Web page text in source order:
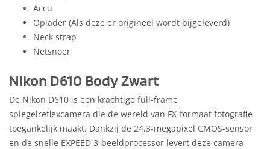
Accu
Oplader (Als deze er origineel wordt bijgeleverd)
Neck strap
Netsnoer
Nikon D610 Body Zwart
De Nikon D610 is een krachtige full-frame
spiegelreflexcamera die de wereld van FX-formaat fotografie
toegankelijk maakt. Dankzij de 24,3-megapixel CMOS-sensor
en de snelle EXPEED 3-beeldprocessor levert deze camera